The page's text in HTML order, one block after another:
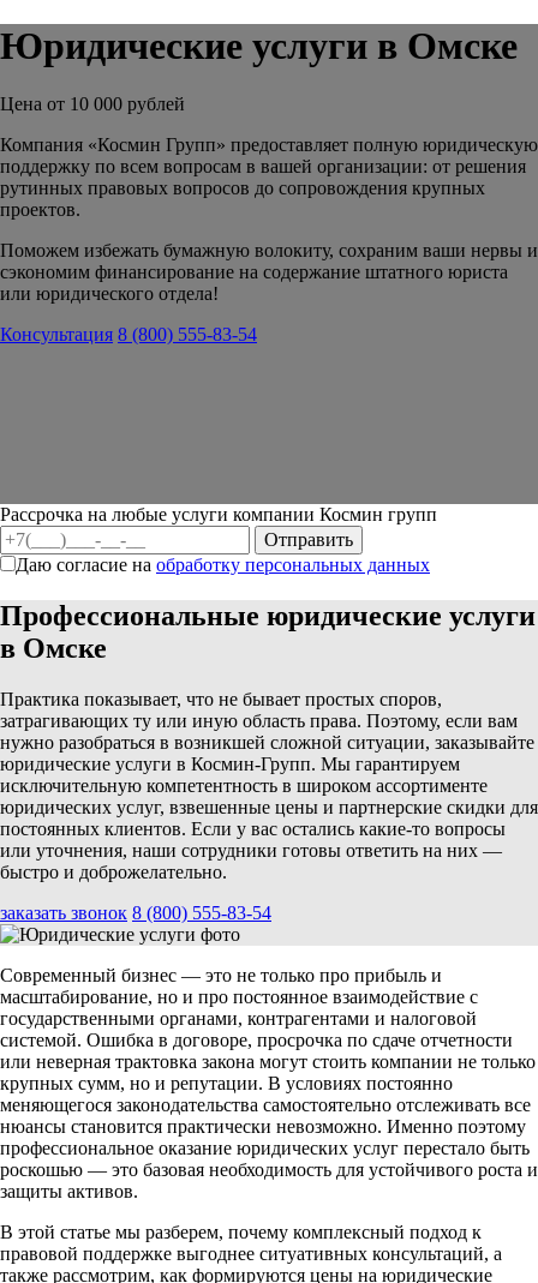
Юридические услуги в Омске
Цена от 10 000 рублей
Компания «Космин Групп» предоставляет полную юридическую
поддержку по всем вопросам в вашей организации: от решения
рутинных правовых вопросов до сопровождения крупных
проектов.
Поможем избежать бумажную волокиту, сохраним ваши нервы и
сэкономим финансирование на содержание штатного юриста
или юридического отдела!
Консультация 8 (800) 555-83-54
Рассрочка на любые услуги компании Космин групп
Даю согласие на обработку персональных данных
Профессиональные юридические услуги
в Омске
Практика показывает, что не бывает простых споров,
затрагивающих ту или иную область права. Поэтому, если вам
нужно разобраться в возникшей сложной ситуации, заказывайте
юридические услуги в Космин-Групп. Мы гарантируем
исключительную компетентность в широком ассортименте
юридических услуг, взвешенные цены и партнерские скидки для
постоянных клиентов. Если у вас остались какие-то вопросы
или уточнения, наши сотрудники готовы ответить на них —
быстро и доброжелательно.
заказать звонок 8 (800) 555-83-54
Современный бизнес — это не только про прибыль и
масштабирование, но и про постоянное взаимодействие с
государственными органами, контрагентами и налоговой
системой. Ошибка в договоре, просрочка по сдаче отчетности
или неверная трактовка закона могут стоить компании не только
крупных сумм, но и репутации. В условиях постоянно
меняющегося законодательства самостоятельно отслеживать все
нюансы становится практически невозможно. Именно поэтому
профессиональное оказание юридических услуг перестало быть
роскошью — это базовая необходимость для устойчивого роста и
защиты активов.
В этой статье мы разберем, почему комплексный подход к
правовой поддержке выгоднее ситуативных консультаций, а
также рассмотрим, как формируются цены на юридические